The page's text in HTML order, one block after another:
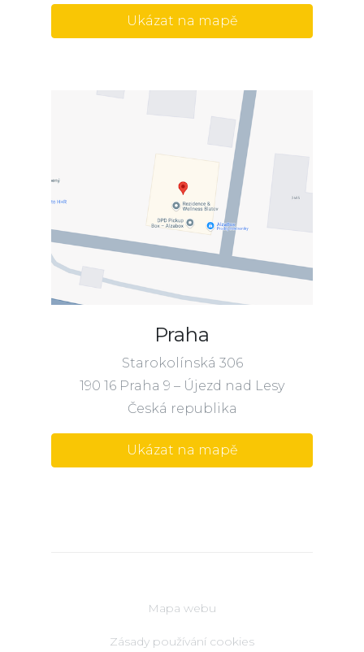
Ukázat na mapě
Praha
Starokolínská 306
190 16 Praha 9 – Újezd nad Lesy
Česká republika
Ukázat na mapě
Mapa webu
Zásady používání cookies